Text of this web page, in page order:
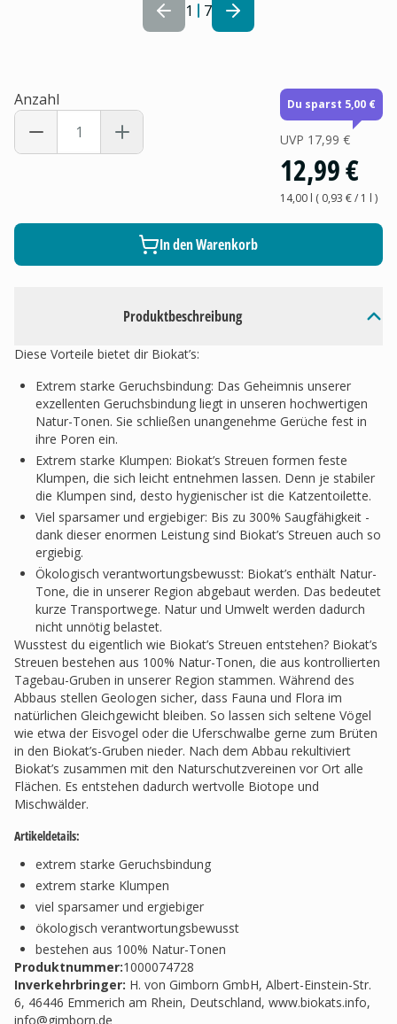
1 7
Produktbeschreibung
Diese Vorteile bietet dir Biokat’s:
Extrem starke Geruchsbindung: Das Geheimnis unserer
exzellenten Geruchsbindung liegt in unseren hochwertigen
Natur-Tonen. Sie schließen unangenehme Gerüche fest in
ihre Poren ein.
Extrem starke Klumpen: Biokat’s Streuen formen feste
Klumpen, die sich leicht entnehmen lassen. Denn je stabiler
die Klumpen sind, desto hygienischer ist die Katzentoilette.
Viel sparsamer und ergiebiger: Bis zu 300% Saugfähigkeit -
dank dieser enormen Leistung sind Biokat’s Streuen auch so
ergiebig.
Ökologisch verantwortungsbewusst: Biokat’s enthält Natur-
Tone, die in unserer Region abgebaut werden. Das bedeutet
kurze Transportwege. Natur und Umwelt werden dadurch
nicht unnötig belastet.
Wusstest du eigentlich wie Biokat’s Streuen entstehen? Biokat’s
Streuen bestehen aus 100% Natur-Tonen, die aus kontrollierten
Tagebau-Gruben in unserer Region stammen. Während des
Abbaus stellen Geologen sicher, dass Fauna und Flora im
natürlichen Gleichgewicht bleiben. So lassen sich seltene Vögel
wie etwa der Eisvogel oder die Uferschwalbe gerne zum Brüten
in den Biokat’s-Gruben nieder. Nach dem Abbau rekultiviert
Biokat’s zusammen mit den Naturschutzvereinen vor Ort alle
Flächen. Es entstehen dadurch wertvolle Biotope und
Mischwälder.
Artikeldetails:
extrem starke Geruchsbindung
extrem starke Klumpen
viel sparsamer und ergiebiger
ökologisch verantwortungsbewusst
bestehen aus 100% Natur-Tonen
Produktnummer:1000074728
Inverkehrbringer: H. von Gimborn GmbH, Albert-Einstein-Str.
6, 46446 Emmerich am Rhein, Deutschland, www.biokats.info,
info@gimborn.de
Anzahl Du sparst 5,00 €
UVP 17,99 €
12,99 €
14,00 l ( 0,93 €/ 1 l )
In den Warenkorb